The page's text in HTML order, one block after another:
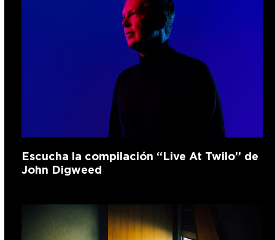
Escucha la compilación “Live At Twilo” de
John Digweed